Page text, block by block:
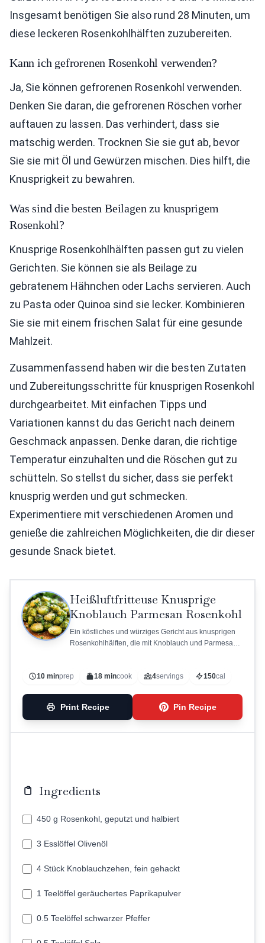
Insgesamt benötigen Sie also rund 28 Minuten, um
diese leckeren Rosenkohlhälften zuzubereiten.
Kann ich gefrorenen Rosenkohl verwenden?
Ja, Sie können gefrorenen Rosenkohl verwenden.
Denken Sie daran, die gefrorenen Röschen vorher
auftauen zu lassen. Das verhindert, dass sie
matschig werden. Trocknen Sie sie gut ab, bevor
Sie sie mit Öl und Gewürzen mischen. Dies hilft, die
Knusprigkeit zu bewahren.
Was sind die besten Beilagen zu knusprigem
Rosenkohl?
Knusprige Rosenkohlhälften passen gut zu vielen
Gerichten. Sie können sie als Beilage zu
gebratenem Hähnchen oder Lachs servieren. Auch
zu Pasta oder Quinoa sind sie lecker. Kombinieren
Sie sie mit einem frischen Salat für eine gesunde
Mahlzeit.
Zusammenfassend haben wir die besten Zutaten
und Zubereitungsschritte für knusprigen Rosenkohl
durchgearbeitet. Mit einfachen Tipps und
Variationen kannst du das Gericht nach deinem
Geschmack anpassen. Denke daran, die richtige
Temperatur einzuhalten und die Röschen gut zu
schütteln. So stellst du sicher, dass sie perfekt
knusprig werden und gut schmecken.
Experimentiere mit verschiedenen Aromen und
genieße die zahlreichen Möglichkeiten, die dir dieser
gesunde Snack bietet.
Heißluftfritteuse Knusprige
Knoblauch Parmesan Rosenkohl
Ein köstliches und würziges Gericht aus knusprigen
Rosenkohlhälften, die mit Knoblauch und Parmesan
10 minprep 18 mincook 4servings 150cal
Print Recipe Pin Recipe
Ingredients
450 g Rosenkohl, geputzt und halbiert
3 Esslöffel Olivenöl
4 Stück Knoblauchzehen, fein gehackt
1 Teelöffel geräuchertes Paprikapulver
0.5 Teelöffel schwarzer Pfeffer